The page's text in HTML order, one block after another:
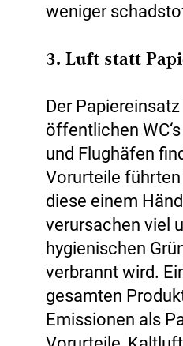
weniger
3. Luft statt
Der
öffentlichen
und Flughäfen
Vorurteile
diese einem
verursachen viel
hygienischen
verbrannt wird.
gesamten
Emissionen als